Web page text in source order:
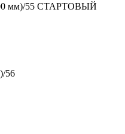
мм)/55 СТАРТОВЫЙ
56